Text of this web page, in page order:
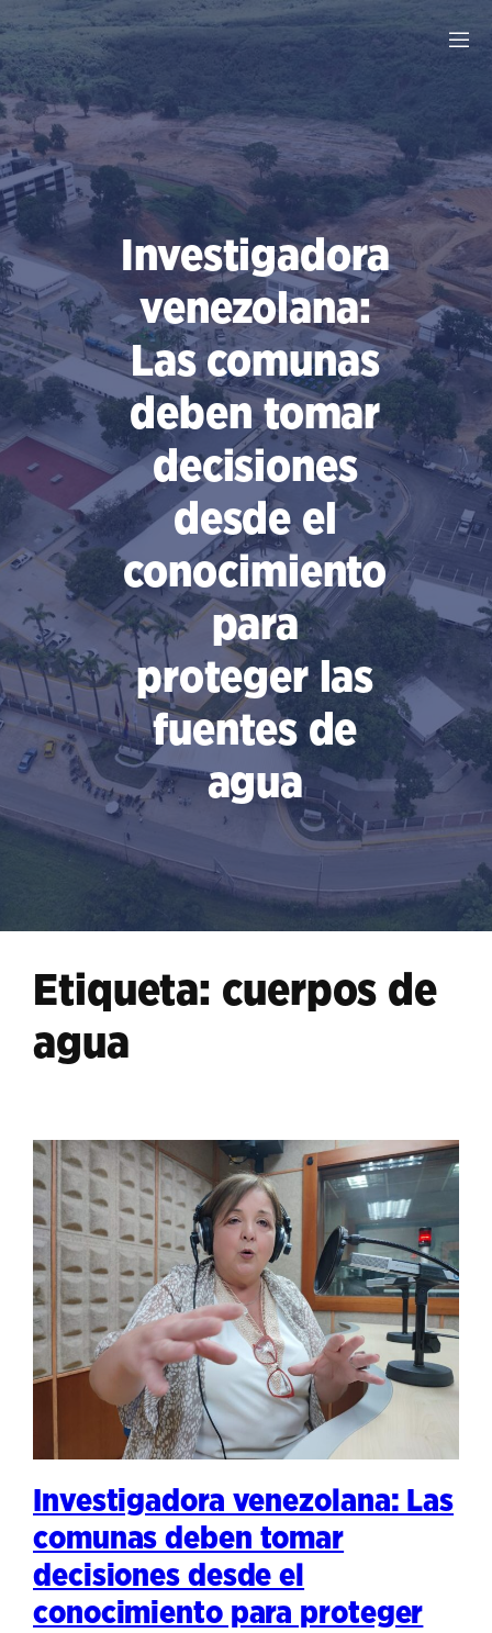
Saltar
al
contenido
Investigadora
venezolana:
Las comunas
deben tomar
decisiones
desde el
conocimiento
para
proteger las
fuentes de
agua
Etiqueta: cuerpos de
agua
Investigadora venezolana: Las
comunas deben tomar
decisiones desde el
conocimiento para proteger